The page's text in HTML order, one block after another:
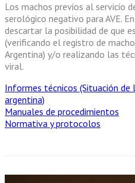
Los machos previos al servicio
serológico negativo para AVE.
descartar la posibilidad de que
(verificando el registro de
Argentina) y/o realizando las
viral.
Informes técnicos (Situación
argentina)
Manuales de procedimientos
Normativa y protocolos